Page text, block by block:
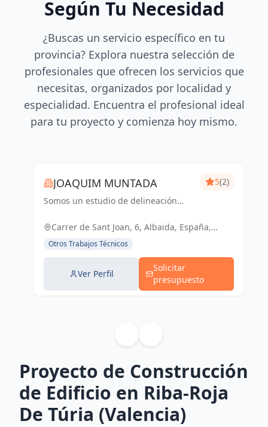
Según Tu Necesidad
¿Buscas un servicio específico en tu
provincia? Explora nuestra selección de
profesionales que ofrecen los servicios que
necesitas, organizados por localidad y
especialidad. Encuentra el profesional ideal
para tu proyecto y comienza hoy mismo.
JOAQUIM MUNTADA
Somos un estudio de delineación
básicos, de ejecución, licencias de
industrial, diseño 3D de p...
5(2)
Carrer de Sant Joan, 6, Albaida, España,
España
Otros Trabajos Técnicos
Ver Perfil
Solicitar
presupuesto
Proyecto de Construcción
de Edificio en Riba-Roja
De Túria (Valencia)